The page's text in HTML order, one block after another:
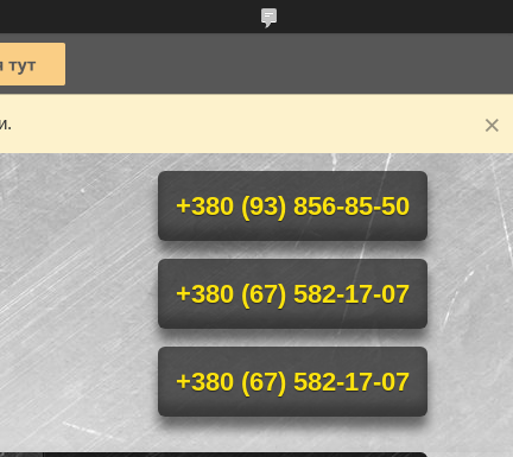
+380 (93) 856-85-50
+380 (67) 582-17-07
+380 (67) 582-17-07